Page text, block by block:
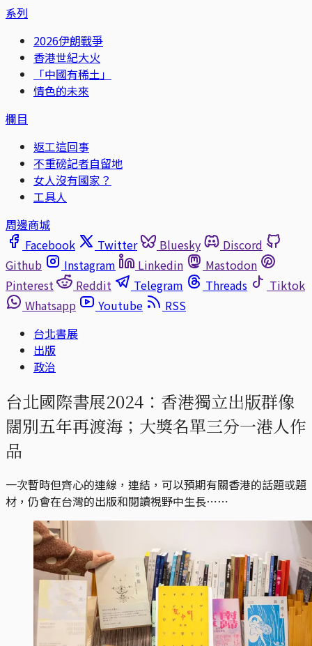
系列
2026伊朗戰爭
香港世紀大火
「中國有稀土」
情色的未來
欄目
返工這回事
不重磅記者自留地
女人沒有國家？
工具人
周邊商城
Facebook
Twitter Bluesky
Discord
Github
Instagram Linkedin
Mastodon
Pinterest
Reddit Telegram Threads
Tiktok
Whatsapp
Youtube
RSS
台北書展
出版
政治
台北國際書展2024：香港獨立出版群像
闊別五年再渡海；大獎名單三分一港人作
品
一次暫時但齊心的連線，連結，可以預期有關香港的話題或題
材，仍會在台灣的出版和閱讀視野中生長⋯⋯